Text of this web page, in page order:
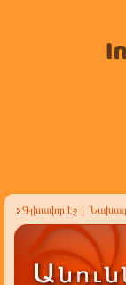
Գլխավոր էջ